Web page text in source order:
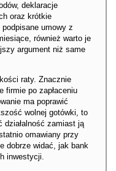
deklaracje
oraz krótkie
umowy z
również warto je
argument niż same
raty. Znacznie
firmie po zapłaceniu
ma poprawić
wolnej gotówki, to
działalność zamiast ją
omawiany przy
dobrze widać, jak bank
inwestycji.